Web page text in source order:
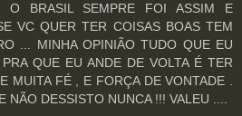
O BRASIL SEMPRE FOI ASSIM E
VC QUER TER COISAS BOAS TEM
... MINHA OPINIÃO TUDO QUE EU
QUE EU ANDE DE VOLTA É TER
MUITA FÉ , E FORÇA DE VONTADE .
NÃO DESSISTO NUNCA !!! VALEU ....